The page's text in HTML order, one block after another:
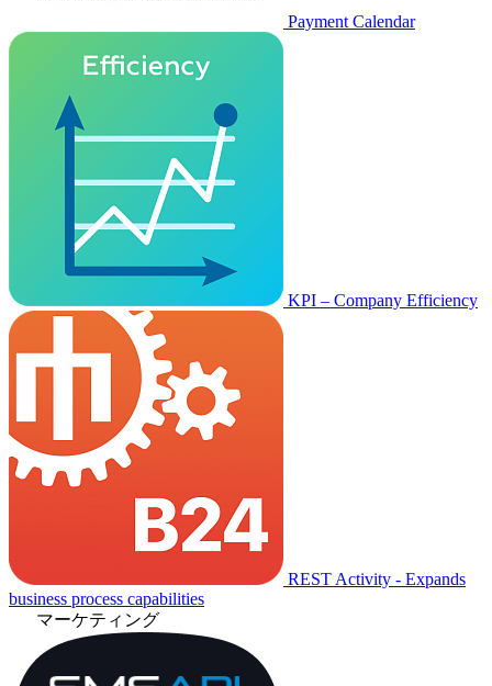
Payment Calendar
KPI – Company Efficiency
REST Activity - Expands
business process capabilities
マーケティング